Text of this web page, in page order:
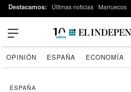
Destacamos: Últimas noticias Marruecos
OPINIÓN ESPAÑA ECONOMÍA
ESPAÑA